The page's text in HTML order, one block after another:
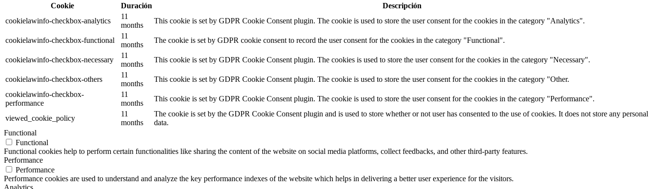
Cookie
Duración
Descripción
cookielawinfo-checkbox-analytics
11
months
This cookie is set by GDPR Cookie Consent plugin. The cookie is used to store the user consent for the cookies in the category "Analytics".
cookielawinfo-checkbox-functional
11
months
The cookie is set by GDPR cookie consent to record the user consent for the cookies in the category "Functional".
cookielawinfo-checkbox-necessary
11
months
This cookie is set by GDPR Cookie Consent plugin. The cookies is used to store the user consent for the cookies in the category "Necessary".
cookielawinfo-checkbox-others
11
months
This cookie is set by GDPR Cookie Consent plugin. The cookie is used to store the user consent for the cookies in the category "Other.
cookielawinfo-checkbox-
performance
11
months
This cookie is set by GDPR Cookie Consent plugin. The cookie is used to store the user consent for the cookies in the category "Performance".
viewed_cookie_policy
11
months
The cookie is set by the GDPR Cookie Consent plugin and is used to store whether or not user has consented to the use of cookies. It does not store any personal
data.
Functional
Functional
Functional cookies help to perform certain functionalities like sharing the content of the website on social media platforms, collect feedbacks, and other third-party features.
Performance
Performance
Performance cookies are used to understand and analyze the key performance indexes of the website which helps in delivering a better user experience for the visitors.
Analytics